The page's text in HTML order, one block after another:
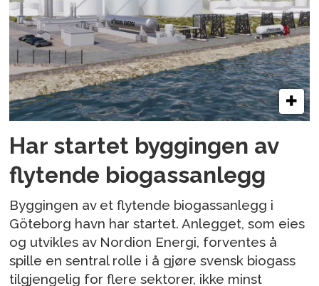
Har startet byggingen av
flytende biogassanlegg
Byggingen av et flytende biogassanlegg i
Göteborg havn har startet. Anlegget, som eies
og utvikles av Nordion Energi, forventes å
spille en sentral rolle i å gjøre svensk biogass
tilgjengelig for flere sektorer, ikke minst